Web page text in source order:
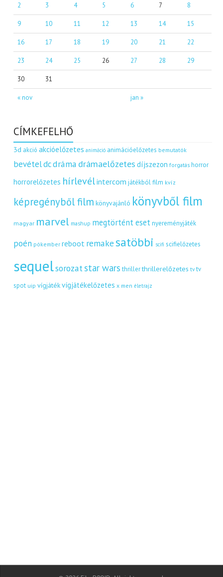
« nov jan »
2 3 4 5 6 7 8
9 10 11 12 13 14 15
16 17 18 19 20 21 22
23 24 25 26 27 28 29
30 31
CÍMKEFELHŐ
3d akció akcióelőzetes animáció animációelőzetes bemutatók
bevételdcdráma drámaelőzetes díjszezon forgatás horror
horrorelőzetes hírlevélintercom játékból film kvíz
képregényből film könyvajánló könyvből film
magyar marvel mashup megtörtént eset nyereményjáték
poén pókember reboot remakesatöbbi scifi scifielőzetes
sequelsorozatstar wars thriller thrillerelőzetes tv tv
spot uip vígjátékvígjátékelőzetes x men életrajz